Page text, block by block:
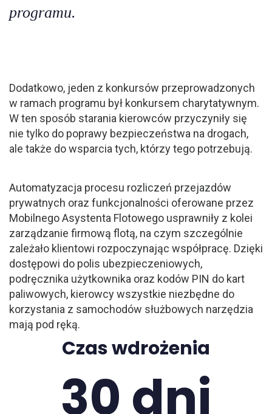
programu.
Dodatkowo, jeden z konkursów przeprowadzonych
w ramach programu był konkursem charytatywnym.
W ten sposób starania kierowców przyczyniły się
nie tylko do poprawy bezpieczeństwa na drogach,
ale także do wsparcia tych, którzy tego potrzebują.
Automatyzacja procesu rozliczeń przejazdów
prywatnych oraz funkcjonalności oferowane przez
Mobilnego Asystenta Flotowego usprawniły z kolei
zarządzanie firmową flotą, na czym szczególnie
zależało klientowi rozpoczynając współpracę. Dzięki
dostępowi do polis ubezpieczeniowych,
podręcznika użytkownika oraz kodów PIN do kart
paliwowych, kierowcy wszystkie niezbędne do
korzystania z samochodów służbowych narzędzia
mają pod ręką.
Czas wdrożenia
30 dni